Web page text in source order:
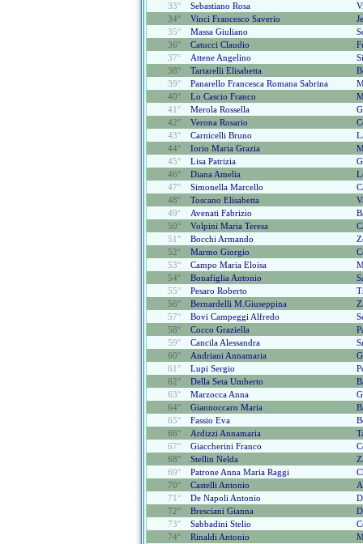
33°
Sebastiano Rosa
34°
Vinci Francesco Saverio
35°
Massa Giuliano
36°
Catucci Claudio
37°
Attene Angelino
38°
Tartarelli Elisabetta
39°
Panarello Francesca Romana Sabrina
40°
Lo Cascio Franco
41°
Merola Rossella
42°
Verona Rosario
43°
Carnicelli Bruno
44°
Iorio Maria Grazia
45°
Lisa Patrizia
46°
Diana Amelia
47°
Simonella Marcello
48°
Toscano Elisabetta
49°
Avenati Fabrizio
50°
Volpini Maria Teresa
51°
Bocchi Armando
52°
Marmo Giorgio
53°
Campo Maria Eloisa
54°
Bonafiglia Antonio
55°
Pesaro Roberto
56°
Bernardelli M.giuseppina
57°
Bovi Campeggi Alfredo
58°
Cocco Graziella
59°
Cancila Alessandra
60°
Andriani Annamaria
61°
Lupi Sergio
62°
Della Seta Umberto
63°
Marzocca Anna
64°
Giannoccaro Maria
65°
Fassio Eva
66°
Ardizzi Annamaria
67°
Giaccherini Franco
68°
Stellin Nelda
69°
Patrone Anna Maria Raggi
70°
Castelli Antonio
71°
De Napoli Antonio
72°
Bresciani Gianna
73°
Sabbadini Stelio
74°
Rinaldi Antonio